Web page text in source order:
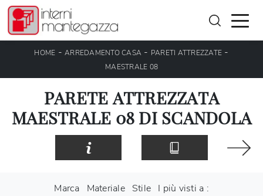
HOME -ARREDAMENTO CASA - PARETI ATTREZZATE -
MAESTRALE 08
PARETE ATTREZZATA
MAESTRALE 08 DI SCANDOLA
Marca Materiale Stile I più visti a :